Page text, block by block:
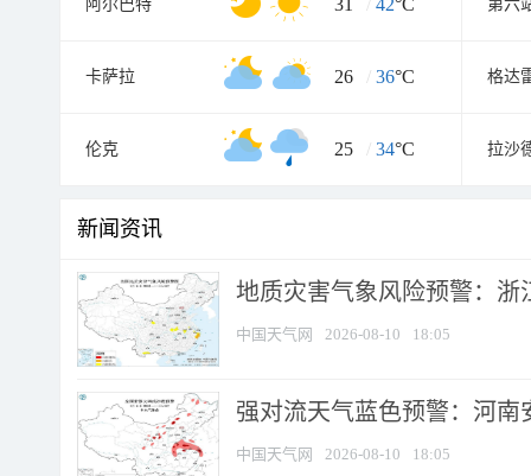
阿尔巴特 31 / 42°C 第六
卡萨拉 26 / 36°C 格达
伦克 25 / 34°C 拉沙
新闻资讯
地质灾害气象风险预警：浙
中国天气网 2026-08-10 18:05
强对流天气蓝色预警：河南
中国天气网 2026-08-10 18:05